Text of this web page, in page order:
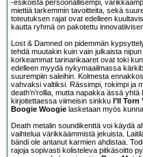
-esikoista persoonallisempi,
miettiä tarkemmin tavoitteita, sekä
toteutuksen rajat ovat edelleen
kautta ryhmä on pakotettu
Lost & Damned on pidemmän
tehdä muutakin kuin vain julkaista
korkeammat tarinankaaret ovat toki
edelleen myydä nykymaailmassa
suurempiin saleihin. Kolmesta
vahvaksi valtiksi. Rässimpi, rokimpi ja
death’n’rollia, mutta napakka ässä
kirjoitettaessa viimeisin sinkku I’ll Torn
Boogie Woogie lasketaan myös
Death metalin soundikenttä voi käydä
vaihtelua värikkäämmistä jekuista.
bändi ole antanut karmien ahdistaa.
rajoja sopivasti kolisteleva pitkäsoitto